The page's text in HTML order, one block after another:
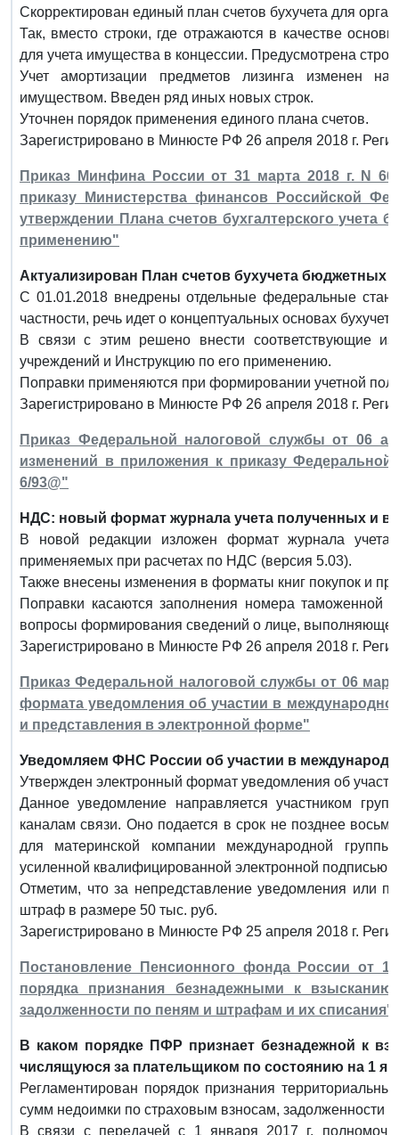
Скорректирован единый план счетов бухучета для
Так, вместо строки, где отражаются в качестве
для учета имущества в концессии. Предусмотрена
Учет амортизации предметов лизинга изменен
имуществом. Введен ряд иных новых строк.
Уточнен порядок применения единого плана счетов.
Зарегистрировано в Минюсте РФ 26 апреля 2018 г.
Приказ Минфина России от 31 марта 2018 г. N
приказу Министерства финансов Российской
утверждении Плана счетов бухгалтерского учета
применению"
Актуализирован План счетов бухучета бюджетных
С 01.01.2018 внедрены отдельные федеральные
частности, речь идет о концептуальных основах
В связи с этим решено внести соответствующие
учреждений и Инструкцию по его применению.
Поправки применяются при формировании учетной
Зарегистрировано в Минюсте РФ 26 апреля 2018 г.
Приказ Федеральной налоговой службы от 06
изменений в приложения к приказу
6/93@"
НДС: новый формат журнала учета полученных и
В новой редакции изложен формат журнала учета
применяемых при расчетах по НДС (версия 5.03).
Также внесены изменения в форматы книг покупок и
Поправки касаются заполнения номера таможенной
вопросы формирования сведений о лице,
Зарегистрировано в Минюсте РФ 26 апреля 2018 г.
Приказ Федеральной налоговой службы от 06
формата уведомления об участии в
и представления в электронной форме"
Уведомляем ФНС России об участии в
Утвержден электронный формат уведомления об
Данное уведомление направляется участником
каналам связи. Оно подается в срок не позднее
для материнской компании международной
усиленной квалифицированной электронной подписью.
Отметим, что за непредставление уведомления или
штраф в размере 50 тыс. руб.
Зарегистрировано в Минюсте РФ 25 апреля 2018 г.
Постановление Пенсионного фонда России от
порядка признания безнадежными к
задолженности по пеням и штрафам и их списания"
В каком порядке ПФР признает безнадежной к
числящуюся за плательщиком по состоянию на 1
Регламентирован порядок признания
сумм недоимки по страховым взносам, задолженности
В связи с передачей с 1 января 2017 г.